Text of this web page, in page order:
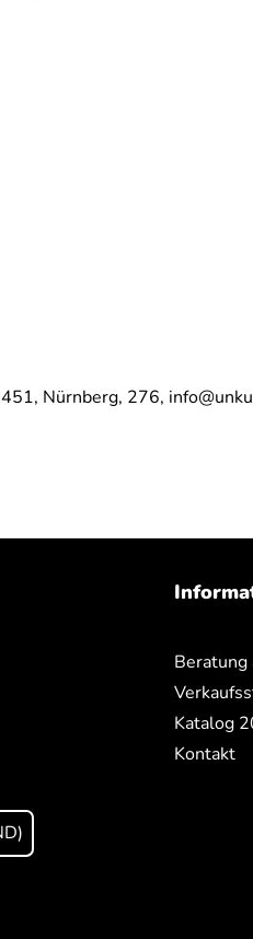
Nürnberg, 276,
Beratung
Katalog
Kontakt